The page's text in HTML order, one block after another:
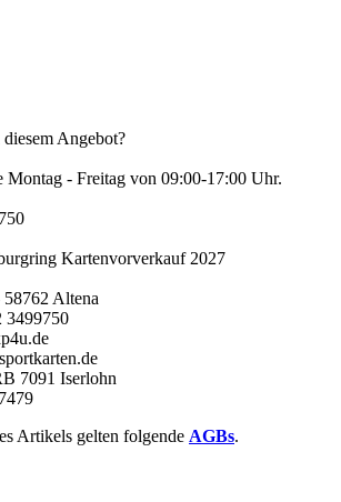
Angebot?
Montag - Freitag von 09:00-17:00 Uhr.
Kartenvorverkauf 2027
Altena
3499750
7091 Iserlohn
Artikels gelten folgende AGBs.